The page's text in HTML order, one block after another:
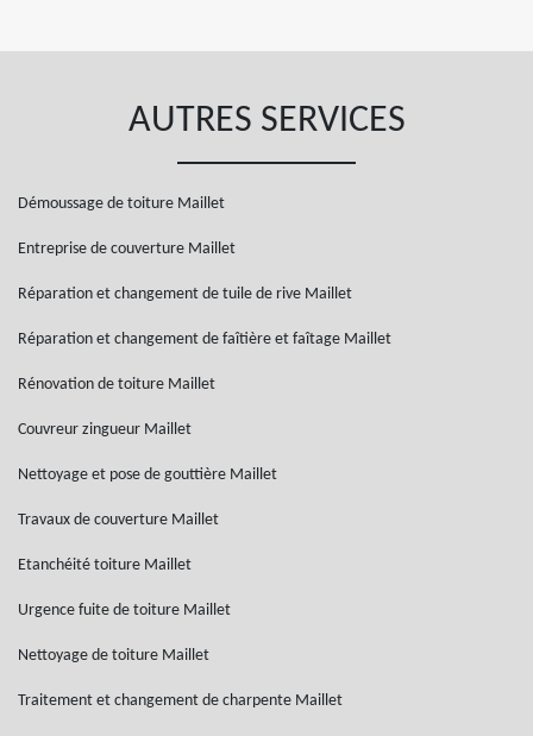
AUTRES SERVICES
Démoussage de toiture Maillet
Entreprise de couverture Maillet
Réparation et changement de tuile de rive Maillet
Réparation et changement de faîtière et faîtage Maillet
Rénovation de toiture Maillet
Couvreur zingueur Maillet
Nettoyage et pose de gouttière Maillet
Travaux de couverture Maillet
Etanchéité toiture Maillet
Urgence fuite de toiture Maillet
Nettoyage de toiture Maillet
Traitement et changement de charpente Maillet